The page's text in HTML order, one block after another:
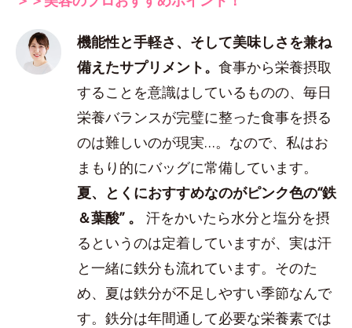
機能性と手軽さ、そして美味しさを兼ね
備えたサプリメント。食事から栄養摂取
することを意識はしているものの、毎日
栄養バランスが完璧に整った食事を摂る
のは難しいのが現実…。なので、私はお
まもり的にバッグに常備しています。
夏、とくにおすすめなのがピンク色の“鉄
＆葉酸” 。汗をかいたら水分と塩分を摂
るというのは定着していますが、実は汗
と一緒に鉄分も流れています。そのた
め、夏は鉄分が不足しやすい季節なんで
す。鉄分は年間通して必要な栄養素では